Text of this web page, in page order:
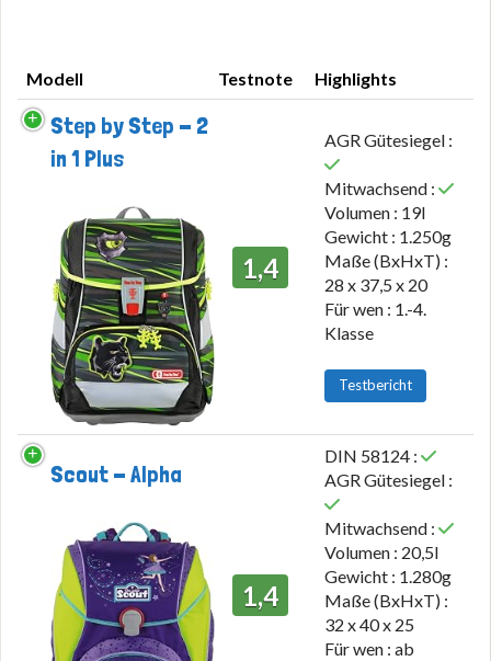
Modell Testnote
Highlights
Modell
Step by Step - 2
in 1 Plus
1,4
AGR Gütesiegel :
Mitwachsend :
Volumen : 19l
Gewicht : 1.250g
Maße (BxHxT) :
28 x 37,5 x 20
Für wen : 1.-4.
Klasse
Testbericht
Scout - Alpha
1,4
DIN 58124 :
AGR Gütesiegel :
Mitwachsend :
Volumen : 20,5l
Gewicht : 1.280g
Maße (BxHxT) :
32 x 40 x 25
Für wen : ab